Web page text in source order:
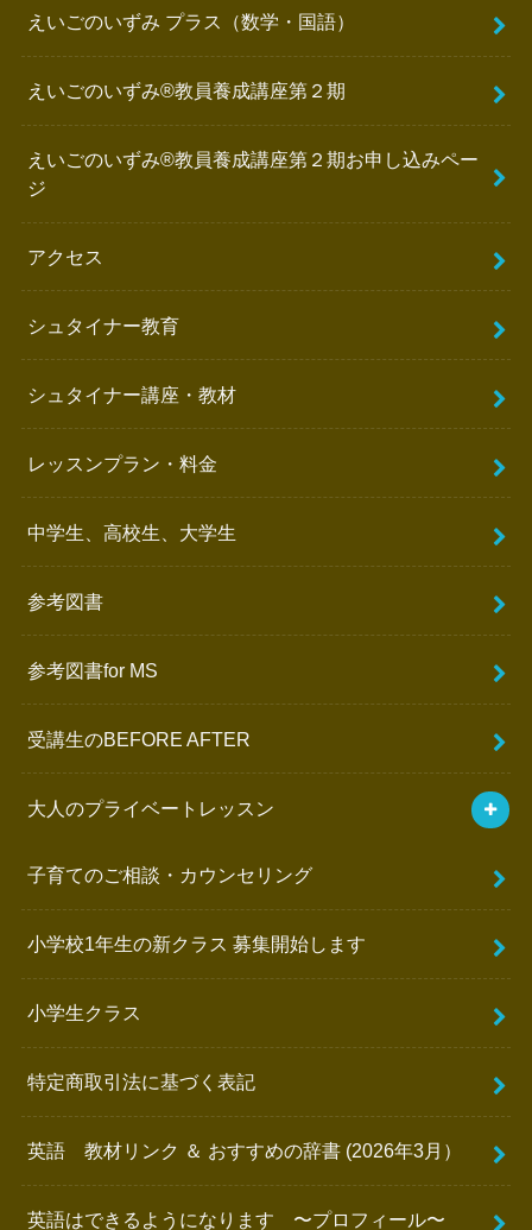
えいごのいずみ プラス（数学・国語）
えいごのいずみ®️教員養成講座第２期
えいごのいずみ®︎教員養成講座第２期お申し込みペー
ジ
アクセス
シュタイナー教育
シュタイナー講座・教材
レッスンプラン・料金
中学生、高校生、大学生
参考図書
参考図書for MS
受講生のBEFORE AFTER
大人のプライベートレッスン
子育てのご相談・カウンセリング
小学校1年生の新クラス 募集開始します
小学生クラス
特定商取引法に基づく表記
英語 教材リンク ＆ おすすめの辞書 (2026年3月）
英語はできるようになります 〜プロフィール〜